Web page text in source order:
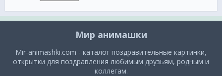
Мир анимашки
Mir-animashki.com - каталог поздравительные картинки,
открытки для поздравления любимым друзьям, родным и
коллегам.